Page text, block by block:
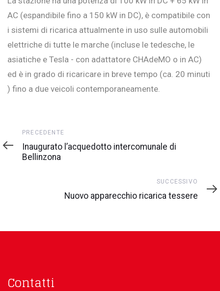
AC (espandibile fino a 150 kW in DC), è compatibile con
i sistemi di ricarica attualmente in uso sulle automobili
elettriche di tutte le marche (incluse le tedesche, le
asiatiche e Tesla - con adattatore CHAdeMO o in AC)
ed è in grado di ricaricare in breve tempo (ca. 20 minuti
) fino a due veicoli contemporaneamente.
Precedente
PRECEDENTE
Inaugurato l’acquedotto intercomunale di
Bellinzona
SUCCESSIVO
Nuovo apparecchio ricarica tessere
Contatti